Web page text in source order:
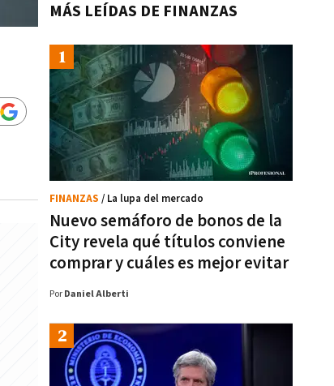
MÁS LEÍDAS DE FINANZAS
Nuevo semáforo de bonos de la
City revela qué títulos conviene
comprar y cuáles es mejor evitar
FINANZAS / La lupa del mercado
Por Daniel Alberti